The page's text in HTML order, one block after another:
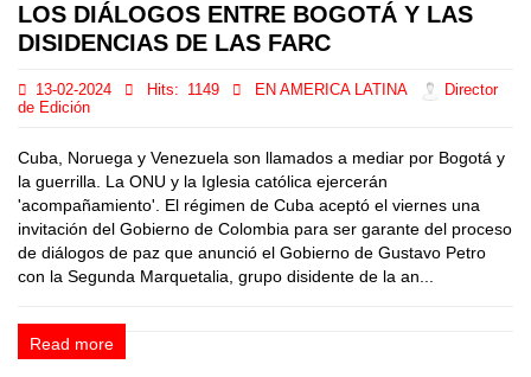
LOS DIÁLOGOS ENTRE BOGOTÁ Y LAS
DISIDENCIAS DE LAS FARC
13-02-2024 Hits: 1149 EN AMERICA LATINA
Director
de Edición
Cuba, Noruega y Venezuela son llamados a mediar por Bogotá y
la guerrilla. La ONU y la Iglesia católica ejercerán
'acompañamiento'. El régimen de Cuba aceptó el viernes una
invitación del Gobierno de Colombia para ser garante del proceso
de diálogos de paz que anunció el Gobierno de Gustavo Petro
con la Segunda Marquetalia, grupo disidente de la an...
Read more